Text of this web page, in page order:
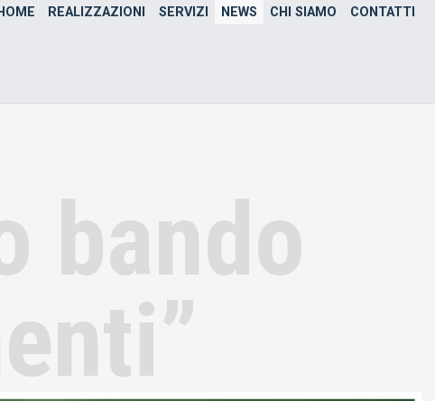
HOME REALIZZAZIONI SERVIZI NEWS CHI SIAMO CONTATTI
bando